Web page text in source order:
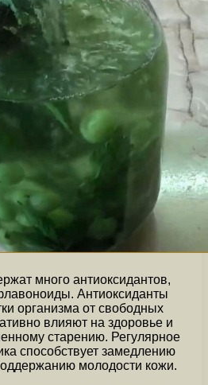
много антиоксидантов,
Антиоксиданты
организма от свободных
влияют на здоровье и
старению. Регулярное
способствует замедлению
молодости кожи.